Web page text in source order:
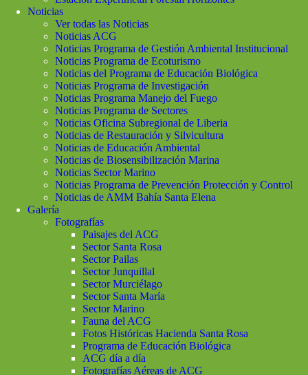
Noticias
Ver todas las Noticias
Noticias ACG
Noticias Programa de Gestión Ambiental Institucional
Noticias Programa de Ecoturismo
Noticias del Programa de Educación Biológica
Noticias Programa de Investigación
Noticias Programa Manejo del Fuego
Noticias Programa de Sectores
Noticias Oficina Subregional de Liberia
Noticias de Restauración y Silvicultura
Noticias de Educación Ambiental
Noticias de Biosensibilización Marina
Noticias Sector Marino
Noticias Programa de Prevención Protección y Control
Noticias de AMM Bahía Santa Elena
Galería
Fotografías
Paisajes del ACG
Sector Santa Rosa
Sector Pailas
Sector Junquillal
Sector Murciélago
Sector Santa María
Sector Marino
Fauna del ACG
Fotos Históricas Hacienda Santa Rosa
Programa de Educación Biológica
ACG día a día
Fotografías Aéreas de ACG